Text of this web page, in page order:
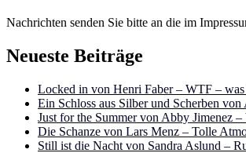
Nachrichten senden Sie bitte an die im
Neueste Beiträge
Locked in von Henri Faber – WTF –
Ein Schloss aus Silber und Scherben
Just for the Summer von Abby Jimenez
Die Schanze von Lars Menz – Tolle
Still ist die Nacht von Sandra Aslund –